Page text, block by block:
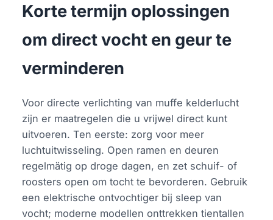
Korte termijn oplossingen
om direct vocht en geur te
verminderen
Voor directe verlichting van muffe kelderlucht
zijn er maatregelen die u vrijwel direct kunt
uitvoeren. Ten eerste: zorg voor meer
luchtuitwisseling. Open ramen en deuren
regelmätig op droge dagen, en zet schuif- of
roosters open om tocht te bevorderen. Gebruik
een elektrische ontvochtiger bij sleep van
vocht; moderne modellen onttrekken tientallen